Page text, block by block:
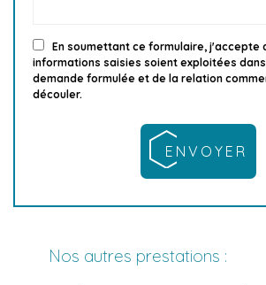
En soumettant ce formulaire, j'accepte
informations saisies soient exploitées
demande formulée et de la relation
découler.
Nos autres prestations :